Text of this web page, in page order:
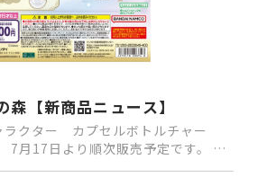
森【新商品ニュース】
ラクター カプセルボトルチャー
7月17日より順次販売予定です。 瓶
…